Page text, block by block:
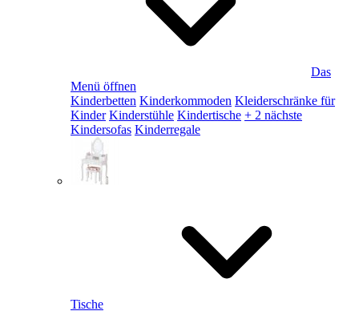
Das
Menü öffnen
Kinderbetten Kinderkommoden Kleiderschränke für
Kinder Kinderstühle Kindertische + 2 nächste
Kindersofas Kinderregale
Tische